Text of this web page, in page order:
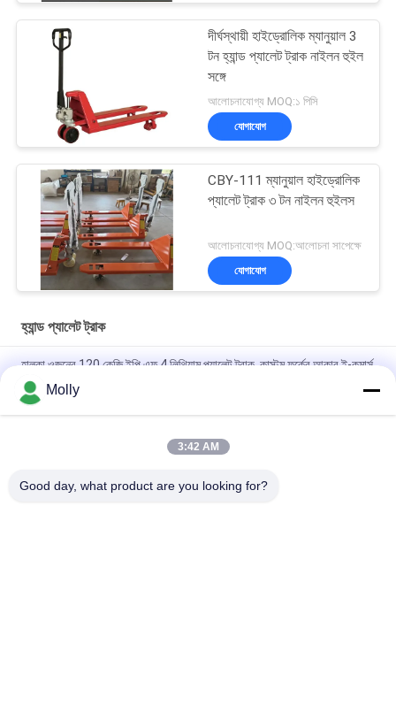
দীর্ঘস্থায়ী হাইড্রোলিক ম্যানুয়াল 3
টন হ্যান্ড প্যালেট ট্রাক নাইলন হুইল
সঙ্গে
আলোচনাযোগ্য MOQ:১ পিসি
যোগাযোগ
CBY-111 ম্যানুয়াল হাইড্রোলিক
প্যালেট ট্রাক ৩ টন নাইলন হুইলস
আলোচনাযোগ্য MOQ:আলোচনা সাপেক্ষে
যোগাযোগ
হ্যান্ড প্যালেট ট্রাক
হালকা ওজনের 120 কেজি ইপি এফ 4 লিথিয়াম প্যালেট ট্রাক, কাস্টম ফর্কের আকার ই-কমার্স
গুদাম লজিস্টিক হ্যান্ডলিংয়ের জন্য
ভারী দায়িত্ব হাইড্রোলিক CBY-11 প্যালেট জ্যাক গুদাম জন্য
CBY-5N 5 টন ভারী দায়িত্ব হ্যান্ড প্যালেট ট্রাক 5000 কেজি ক্ষমতা এবং উচ্চ শক্তি
Molly
3:42 AM
Good day, what product are you looking for?